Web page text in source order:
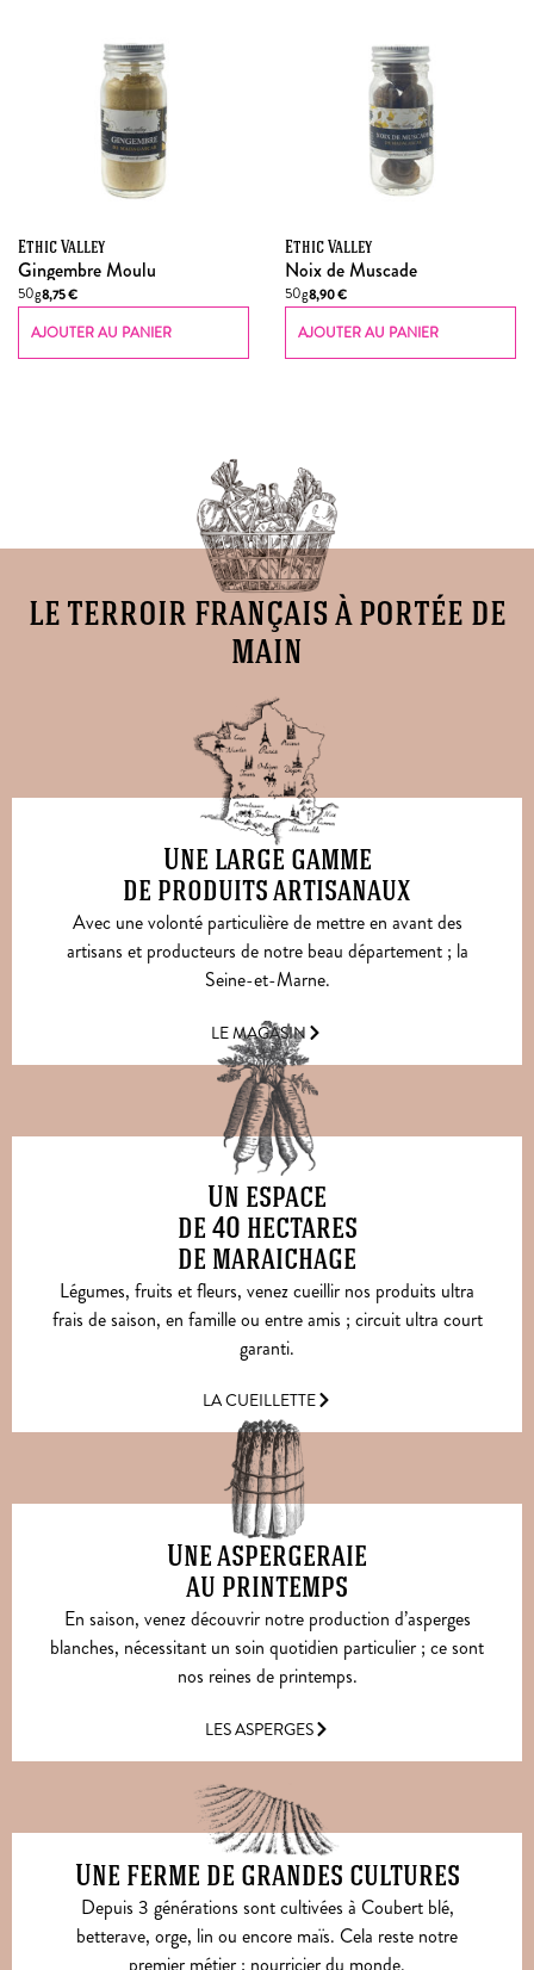
Ethic Valley
Gingembre Moulu
50g8,75€
AJOUTER AU PANIER
Ethic Valley
Noix de Muscade
50g8,90€
AJOUTER AU PANIER
le terroir français à portée de
main
Une large gamme
de produits artisanaux
Avec une volonté particulière de mettre en avant des
artisans et producteurs de notre beau département ; la
Seine-et-Marne.
LE MAGASIN
Un espace
de 40 hectares
de maraichage
Légumes, fruits et fleurs, venez cueillir nos produits ultra
frais de saison, en famille ou entre amis ; circuit ultra court
garanti.
LA CUEILLETTE
Une aspergeraie
au printemps
En saison, venez découvrir notre production d’asperges
blanches, nécessitant un soin quotidien particulier ; ce sont
nos reines de printemps.
LES ASPERGES
Une ferme de grandes cultures
Depuis 3 générations sont cultivées à Coubert blé,
betterave, orge, lin ou encore maïs. Cela reste notre
premier métier ; nourricier du monde.